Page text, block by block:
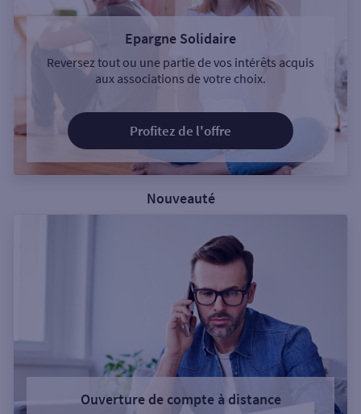
Epargne Solidaire
Reversez tout ou une partie de vos intérêts acquis
aux associations de votre choix.
Profitez de l'offre
Nouveauté
Ouverture de compte à distance